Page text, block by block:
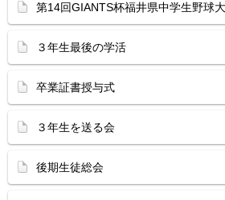
第14回GIANTS杯福井県中学生野球
３年生最後の学活
卒業証書授与式
３年生を送る会
後期生徒総会